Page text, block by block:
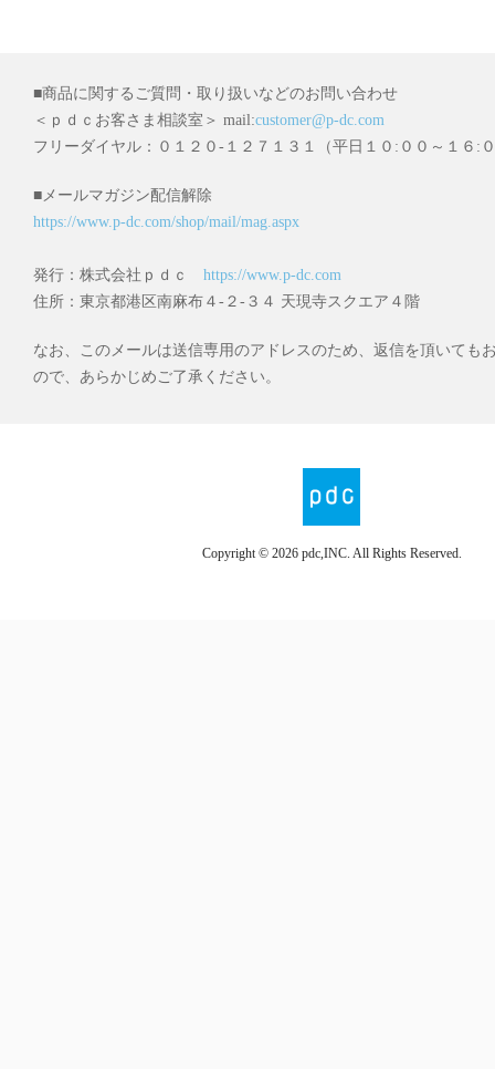
■商品に関するご質問・取り扱いなどのお問い合わせ
＜ｐｄｃお客さま相談室＞ mail:customer@p-dc.com
フリーダイヤル：０１２０-１２７１３１（平日１０:００～１６:
■メールマガジン配信解除
https://www.p-dc.com/shop/mail/mag.aspx
発行：株式会社ｐｄｃ https://www.p-dc.com
住所：東京都港区南麻布４-２-３４ 天現寺スクエア４階
なお、このメールは送信専用のアドレスのため、返信を頂いても
ので、あらかじめご了承ください。
Copyright © 2026 pdc,INC. All Rights Reserved.